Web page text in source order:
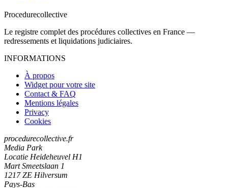
Procedurecollective
Le registre complet des procédures collectives en France —
redressements et liquidations judiciaires.
INFORMATIONS
À propos
Widget pour votre site
Contact & FAQ
Mentions légales
Privacy
Cookies
procedurecollective.fr
Media Park
Locatie Heideheuvel H1
Mart Smeetslaan 1
1217 ZE Hilversum
Pays-Bas